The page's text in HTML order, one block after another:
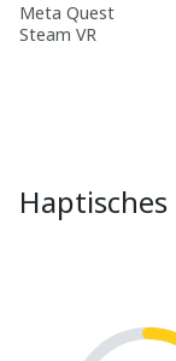
Meta Quest
Steam VR